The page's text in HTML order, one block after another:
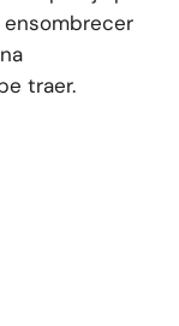
traer.